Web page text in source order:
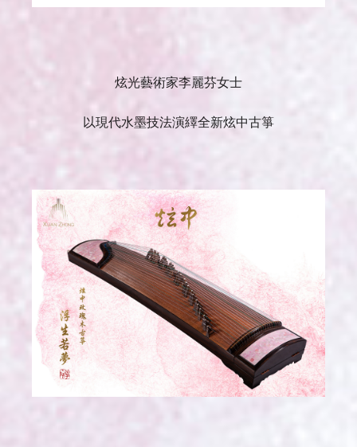
炫光藝術家李麗芬女士
以現代水墨技法演繹全新炫中古箏